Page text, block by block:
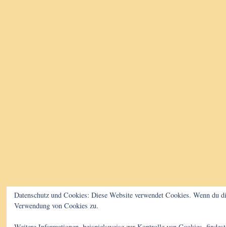
Datenschutz und Cookies: Diese Website verwendet Cookies. Wenn du
Verwendung von Cookies zu.